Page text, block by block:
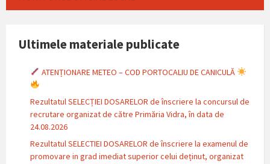
Ultimele materiale publicate
ATENȚIONARE METEO – COD PORTOCALIU DE CANICULĂ
Rezultatul SELECȚIEI DOSARELOR de înscriere la concursul de
recrutare organizat de către Primăria Vidra, în data de
24.08.2026
Rezultatul SELECTIEI DOSARELOR de înscriere la examenul de
promovare in grad imediat superior celui deținut, organizat